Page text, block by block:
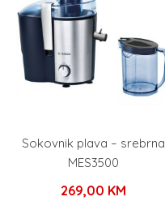
Sokovnik plava – srebrna
MES3500
269,00 KM